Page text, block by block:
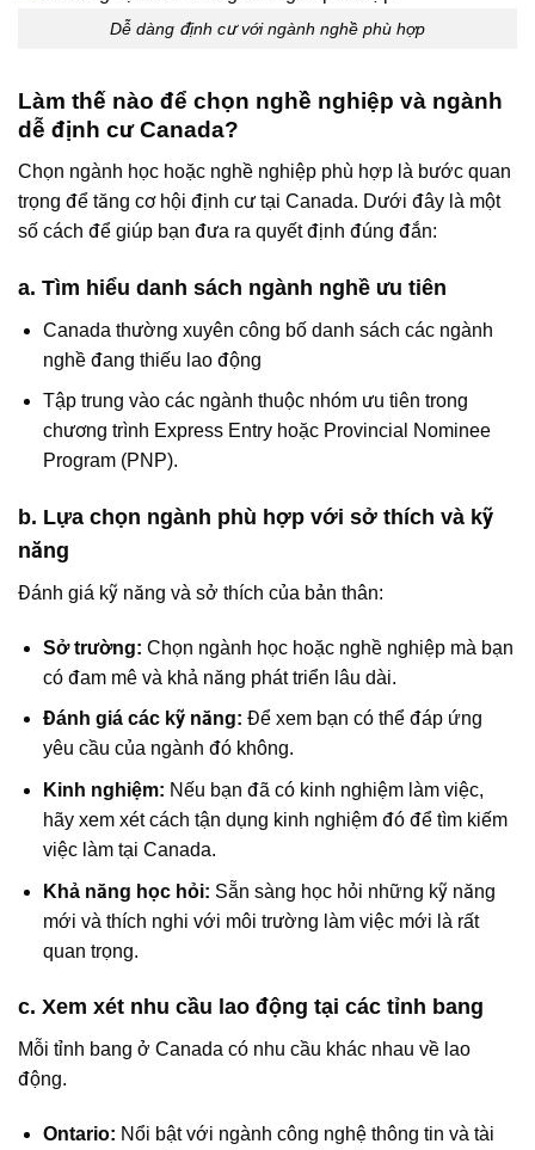
Dễ dàng định cư với ngành nghề phù hợp
Làm thế nào để chọn nghề nghiệp và ngành
dễ định cư Canada?
Chọn ngành học hoặc nghề nghiệp phù hợp là bước quan
trọng để tăng cơ hội định cư tại Canada. Dưới đây là một
số cách để giúp bạn đưa ra quyết định đúng đắn:
a. Tìm hiểu danh sách ngành nghề ưu tiên
Canada thường xuyên công bố danh sách các ngành
nghề đang thiếu lao động
Tập trung vào các ngành thuộc nhóm ưu tiên trong
chương trình Express Entry hoặc Provincial Nominee
Program (PNP).
b. Lựa chọn ngành phù hợp với sở thích và kỹ
năng
Đánh giá kỹ năng và sở thích của bản thân:
Sở trường: Chọn ngành học hoặc nghề nghiệp mà bạn
có đam mê và khả năng phát triển lâu dài.
Đánh giá các kỹ năng: Để xem bạn có thể đáp ứng
yêu cầu của ngành đó không.
Kinh nghiệm: Nếu bạn đã có kinh nghiệm làm việc,
hãy xem xét cách tận dụng kinh nghiệm đó để tìm kiếm
việc làm tại Canada.
Khả năng học hỏi: Sẵn sàng học hỏi những kỹ năng
mới và thích nghi với môi trường làm việc mới là rất
quan trọng.
c. Xem xét nhu cầu lao động tại các tỉnh bang
Mỗi tỉnh bang ở Canada có nhu cầu khác nhau về lao
động.
Ontario: Nổi bật với ngành công nghệ thông tin và tài